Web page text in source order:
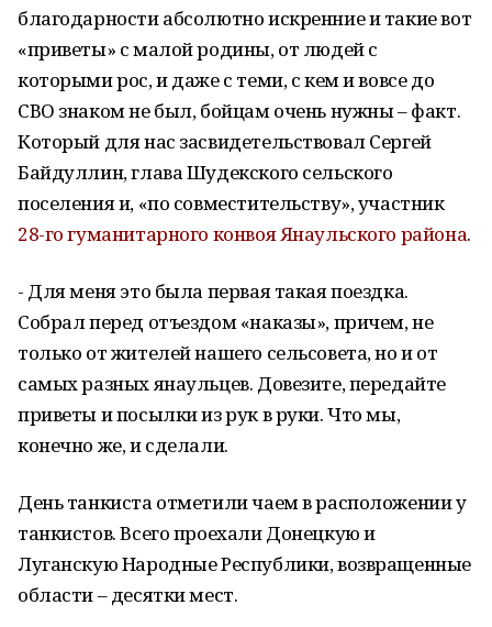
благодарности абсолютно искренние и такие вот
«приветы» с малой родины, от людей с
которыми рос, и даже с теми, с кем и вовсе до
СВО знаком не был, бойцам очень нужны – факт.
Который для нас засвидетельствовал Сергей
Байдуллин, глава Шудекского сельского
поселения и, «по совместительству», участник
28-го гуманитарного конвоя Янаульского района.
- Для меня это была первая такая поездка.
Собрал перед отъездом «наказы», причем, не
только от жителей нашего сельсовета, но и от
самых разных янаульцев. Довезите, передайте
приветы и посылки из рук в руки. Что мы,
конечно же, и сделали.
День танкиста отметили чаем в расположении у
танкистов. Всего проехали Донецкую и
Луганскую Народные Республики, возвращенные
области – десятки мест.